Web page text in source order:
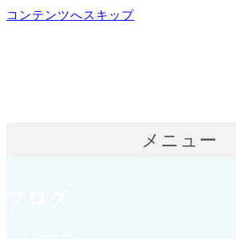
コンテンツへスキップ
メニュー